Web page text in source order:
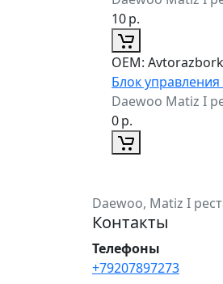
10р.
ОЕМ:
Блок
Daewoo Matiz I
0р.
Daewoo, Matiz I
Контакты
Телефоны
+79207897273